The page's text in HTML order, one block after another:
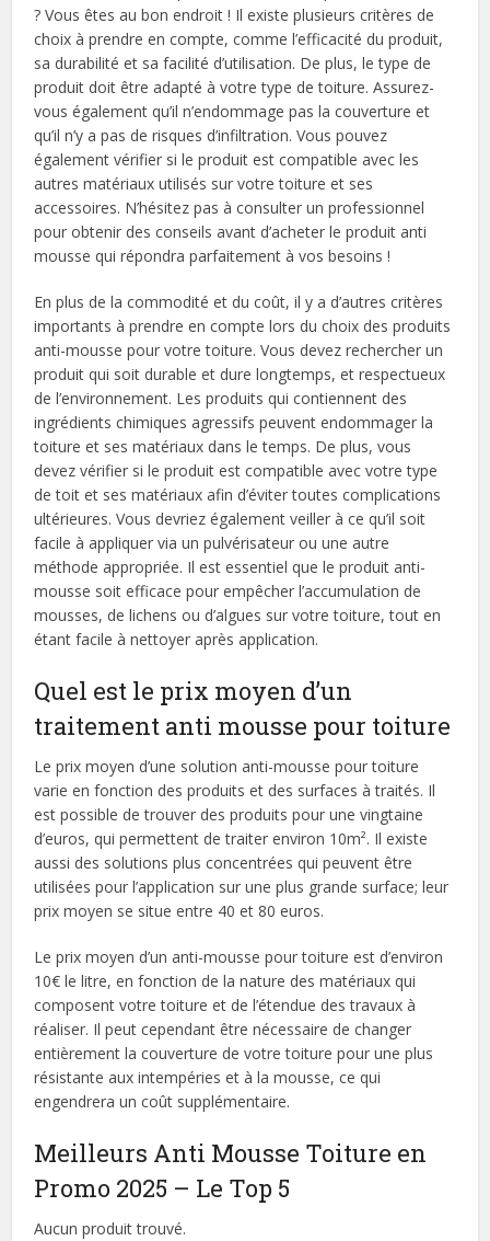
? Vous êtes au bon endroit ! Il existe plusieurs critères de
choix à prendre en compte, comme l’efficacité du produit,
sa durabilité et sa facilité d’utilisation. De plus, le type de
produit doit être adapté à votre type de toiture. Assurez-
vous également qu’il n’endommage pas la couverture et
qu’il n’y a pas de risques d’infiltration. Vous pouvez
également vérifier si le produit est compatible avec les
autres matériaux utilisés sur votre toiture et ses
accessoires. N’hésitez pas à consulter un professionnel
pour obtenir des conseils avant d’acheter le produit anti
mousse qui répondra parfaitement à vos besoins !
En plus de la commodité et du coût, il y a d’autres critères
importants à prendre en compte lors du choix des produits
anti-mousse pour votre toiture. Vous devez rechercher un
produit qui soit durable et dure longtemps, et respectueux
de l’environnement. Les produits qui contiennent des
ingrédients chimiques agressifs peuvent endommager la
toiture et ses matériaux dans le temps. De plus, vous
devez vérifier si le produit est compatible avec votre type
de toit et ses matériaux afin d’éviter toutes complications
ultérieures. Vous devriez également veiller à ce qu’il soit
facile à appliquer via un pulvérisateur ou une autre
méthode appropriée. Il est essentiel que le produit anti-
mousse soit efficace pour empêcher l’accumulation de
mousses, de lichens ou d’algues sur votre toiture, tout en
étant facile à nettoyer après application.
Quel est le prix moyen d’un
traitement anti mousse pour toiture
Le prix moyen d’une solution anti-mousse pour toiture
varie en fonction des produits et des surfaces à traités. Il
est possible de trouver des produits pour une vingtaine
d’euros, qui permettent de traiter environ 10m². Il existe
aussi des solutions plus concentrées qui peuvent être
utilisées pour l’application sur une plus grande surface; leur
prix moyen se situe entre 40 et 80 euros.
Le prix moyen d’un anti-mousse pour toiture est d’environ
10€ le litre, en fonction de la nature des matériaux qui
composent votre toiture et de l’étendue des travaux à
réaliser. Il peut cependant être nécessaire de changer
entièrement la couverture de votre toiture pour une plus
résistante aux intempéries et à la mousse, ce qui
engendrera un coût supplémentaire.
Meilleurs Anti Mousse Toiture en
Promo 2025 – Le Top 5
Aucun produit trouvé.